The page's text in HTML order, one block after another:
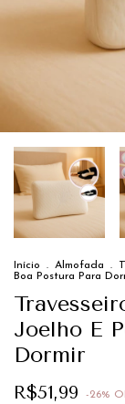
Início . Almofada .
Boa Postura Para
Joelho E
Dormir
R$51,99 -26%